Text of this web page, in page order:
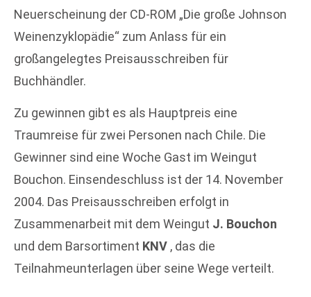
Neuerscheinung der CD-ROM „Die große Johnson
Weinenzyklopädie“ zum Anlass für ein
großangelegtes Preisausschreiben für
Buchhändler.
Zu gewinnen gibt es als Hauptpreis eine
Traumreise für zwei Personen nach Chile. Die
Gewinner sind eine Woche Gast im Weingut
Bouchon. Einsendeschluss ist der 14. November
2004. Das Preisausschreiben erfolgt in
Zusammenarbeit mit dem Weingut J. Bouchon
und dem Barsortiment KNV , das die
Teilnahmeunterlagen über seine Wege verteilt.